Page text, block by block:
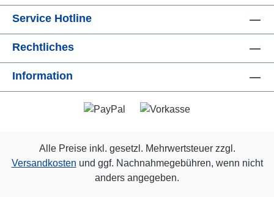
Service Hotline
Rechtliches
Information
Alle Preise inkl. gesetzl. Mehrwertsteuer zzgl.
Versandkosten und ggf. Nachnahmegebühren, wenn nicht
anders angegeben.